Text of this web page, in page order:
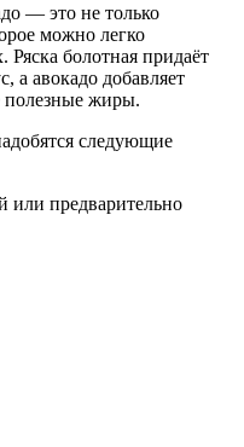
— это не только
можно легко
болотная придаёт
а авокадо добавляет
полезные жиры.
следующие
или предварительно